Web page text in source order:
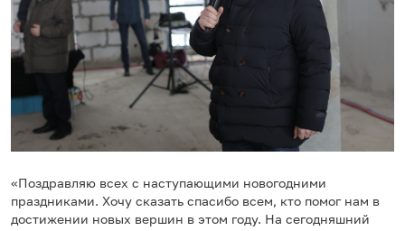
«Поздравляю всех с наступающими новогодними
праздниками. Хочу сказать спасибо всем, кто помог нам в
достижении новых вершин в этом году. На сегодняшний